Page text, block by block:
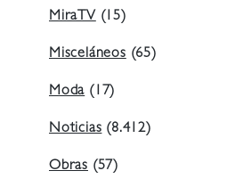
MiraTV (15)
Misceláneos (65)
Moda (17)
Noticias (8.412)
Obras (57)